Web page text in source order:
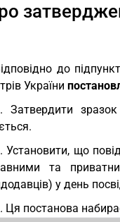
до
України
Затвердити
Установити, що
та
у день
Ця постанова